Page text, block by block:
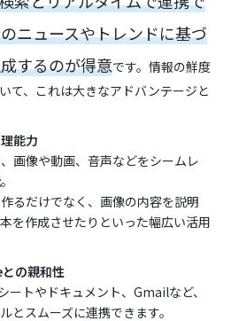
ニュースやトレンドに基づ
するのが得意です。情報の鮮度
て、これは大きなアドバンテージと
能力
画像や動画、音声などをシームレ
るだけでなく、画像の内容を説明
を作成させたりといった幅広い活用
の親和性
ートやドキュメント、Gmailなど、
とスムーズに連携できます。